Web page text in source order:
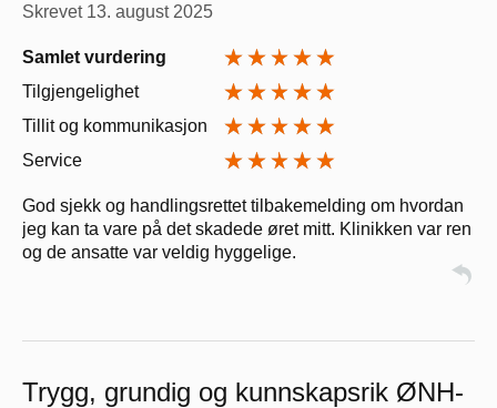
Skrevet 13. august 2025
Samlet vurdering
Tilgjengelighet
Tillit og kommunikasjon
Service
God sjekk og handlingsrettet tilbakemelding om hvordan
jeg kan ta vare på det skadede øret mitt. Klinikken var ren
og de ansatte var veldig hyggelige.
Trygg, grundig og kunnskapsrik ØNH-